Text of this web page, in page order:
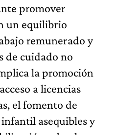
promover
un equilibrio
remunerado y
de cuidado no
la promoción
a licencias
el fomento de
asequibles y